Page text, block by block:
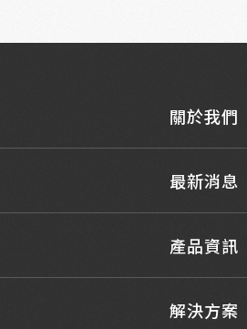
關於我們
最新消息
產品資訊
解決方案